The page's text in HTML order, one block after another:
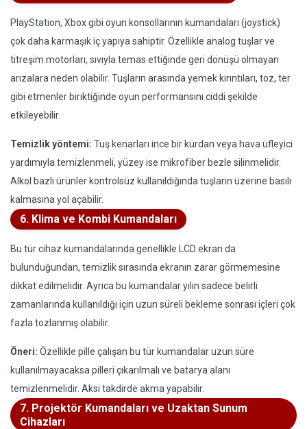
PlayStation, Xbox gibi oyun konsollarının kumandaları (joystick)
çok daha karmaşık iç yapıya sahiptir. Özellikle analog tuşlar ve
titreşim motorları, sıvıyla temas ettiğinde geri dönüşü olmayan
arızalara neden olabilir. Tuşların arasında yemek kırıntıları, toz, ter
gibi etmenler biriktiğinde oyun performansını ciddi şekilde
etkileyebilir.
Temizlik yöntemi: Tuş kenarları ince bir kürdan veya hava üfleyici
yardımıyla temizlenmeli, yüzey ise mikrofiber bezle silinmelidir.
Alkol bazlı ürünler kontrolsüz kullanıldığında tuşların üzerine basılı
kalmasına yol açabilir.
6. Klima ve Kombi Kumandaları
Bu tür cihaz kumandalarında genellikle LCD ekran da
bulunduğundan, temizlik sırasında ekranın zarar görmemesine
dikkat edilmelidir. Ayrıca bu kumandalar yılın sadece belirli
zamanlarında kullanıldığı için uzun süreli bekleme sonrası içleri çok
fazla tozlanmış olabilir.
Öneri: Özellikle pille çalışan bu tür kumandalar uzun süre
kullanılmayacaksa pilleri çıkarılmalı ve batarya alanı
temizlenmelidir. Aksi takdirde akma yapabilir.
7. Projektör Kumandaları ve Uzaktan Sunum
Cihazları